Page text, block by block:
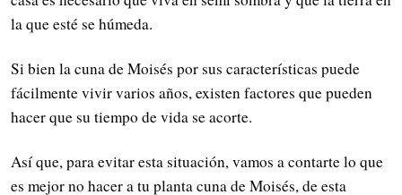
la que esté se húmeda.
Si bien la cuna de Moisés por sus características puede
fácilmente vivir varios años, existen factores que pueden
hacer que su tiempo de vida se acorte.
Así que, para evitar esta situación, vamos a contarte lo que
es mejor no hacer a tu planta cuna de Moisés, de esta